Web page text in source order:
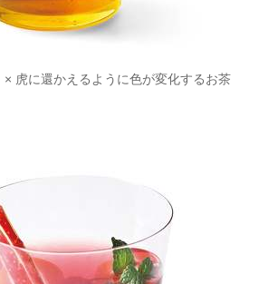
虎に還かえるように色が変化するお茶